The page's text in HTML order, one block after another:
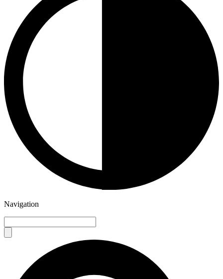
Navigation